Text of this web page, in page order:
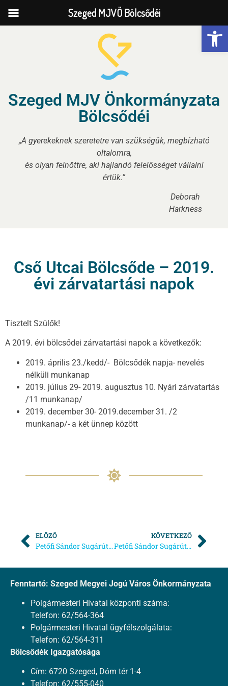
Szeged MJV Önkormányzata
Bölcsődéi
„A gyerekeknek szeretetre van szükségük, megbízható
oltalomra,
és olyan felnőttre, aki hajlandó felelősséget vállalni
értük.”
Deborah
Harkness
Cső Utcai Bölcsőde – 2019.
évi zárvatartási napok
Tisztelt Szülők!
A 2019. évi bölcsődei zárvatartási napok a következők:
2019. április 23./kedd/- Bölcsődék napja- nevelés
nélküli munkanap
2019. július 29- 2019. augusztus 10. Nyári zárvatartás
/11 munkanap/
2019. december 30- 2019.december 31. /2
munkanap/- a két ünnep között
ELŐZŐ
Petőfi Sándor Sugárúti Bölcsődében a 2019. évi nyílt napok
KÖVETKEZŐ
Petőfi Sándor Sugárúti Bölcsődébe beiratkozás
Fenntartó: Szeged Megyei Jogú Város Önkormányzata
Polgármesteri Hivatal központi száma:
Telefon: 62/564-364
Polgármesteri Hivatal ügyfélszolgálata:
Telefon: 62/564-311
Bölcsődék Igazgatósága
Cím: 6720 Szeged, Dóm tér 1-4
Telefon: 62/555-040
Szeged MJVÖ Bölcsődéi